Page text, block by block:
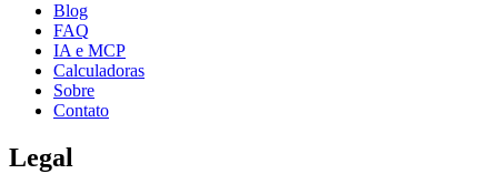
Blog
FAQ
IA e MCP
Calculadoras
Sobre
Contato
Legal